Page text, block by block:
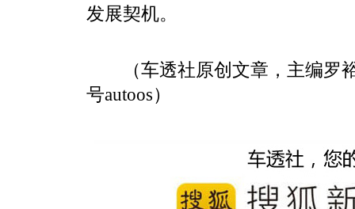
发展契机。
（车透社原创文章，主编罗
号autoos）